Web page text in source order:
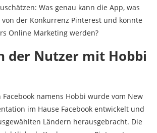
Was genau kann die App, was
der Konkurrenz Pinterest und könnte
Online Marketing werden?
der Nutzer mit Hobbi
Facebook namens Hobbi wurde vom New
im Hause Facebook entwickelt und
Ländern herausgebracht. Die